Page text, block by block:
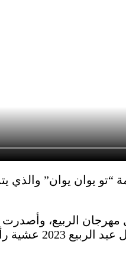
“مهرجان الربيع 2023” عن شعارها الرسمي
لحفل مهرجان الربيع،
القصير لتميمة “تو يوان يوان”